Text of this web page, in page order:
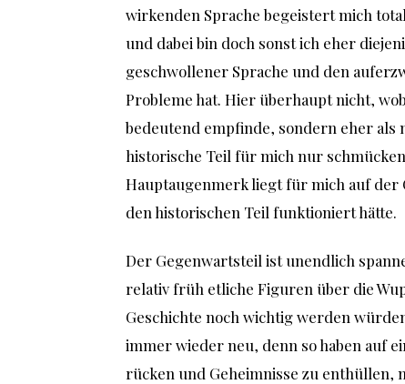
wirkenden Sprache begeistert mich
und dabei bin doch sonst ich eher
geschwollener Sprache und den
Probleme hat. Hier überhaupt nicht,
bedeutend empfinde, sondern eher als
historische Teil für mich nur
Hauptaugenmerk liegt für mich auf der
den historischen Teil funktioniert hätte.
Der Gegenwartsteil ist unendlich
relativ früh etliche Figuren über die
Geschichte noch wichtig werden
immer wieder neu, denn so haben auf
rücken und Geheimnisse zu enthüllen,